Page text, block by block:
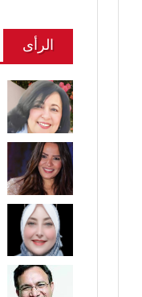
الرأى